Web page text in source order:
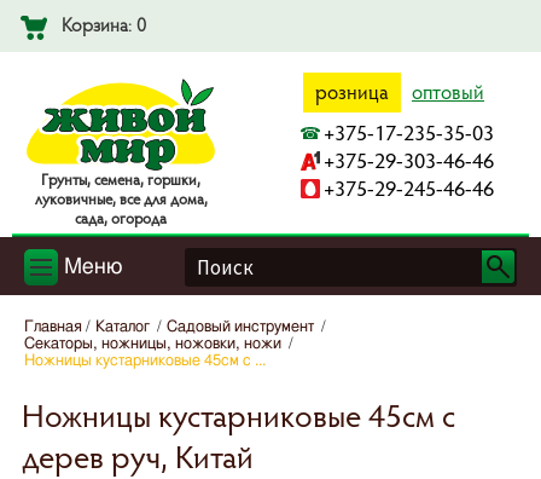
Корзина: 0
Гpyнты, ceмeнa, гopшки,
лyкoвичныe, вce для дoмa,
caдa, oгopoдa
розница оптовый
+375-17-235-35-03
+375-29-303-46-46
+375-29-245-46-46
Меню
Главная Каталог
Садовый инструмент
Секаторы, ножницы, ножовки, ножи
Ножницы кустарниковые 45см с ...
Ножницы кустарниковые 45см с
дерев руч, Китай